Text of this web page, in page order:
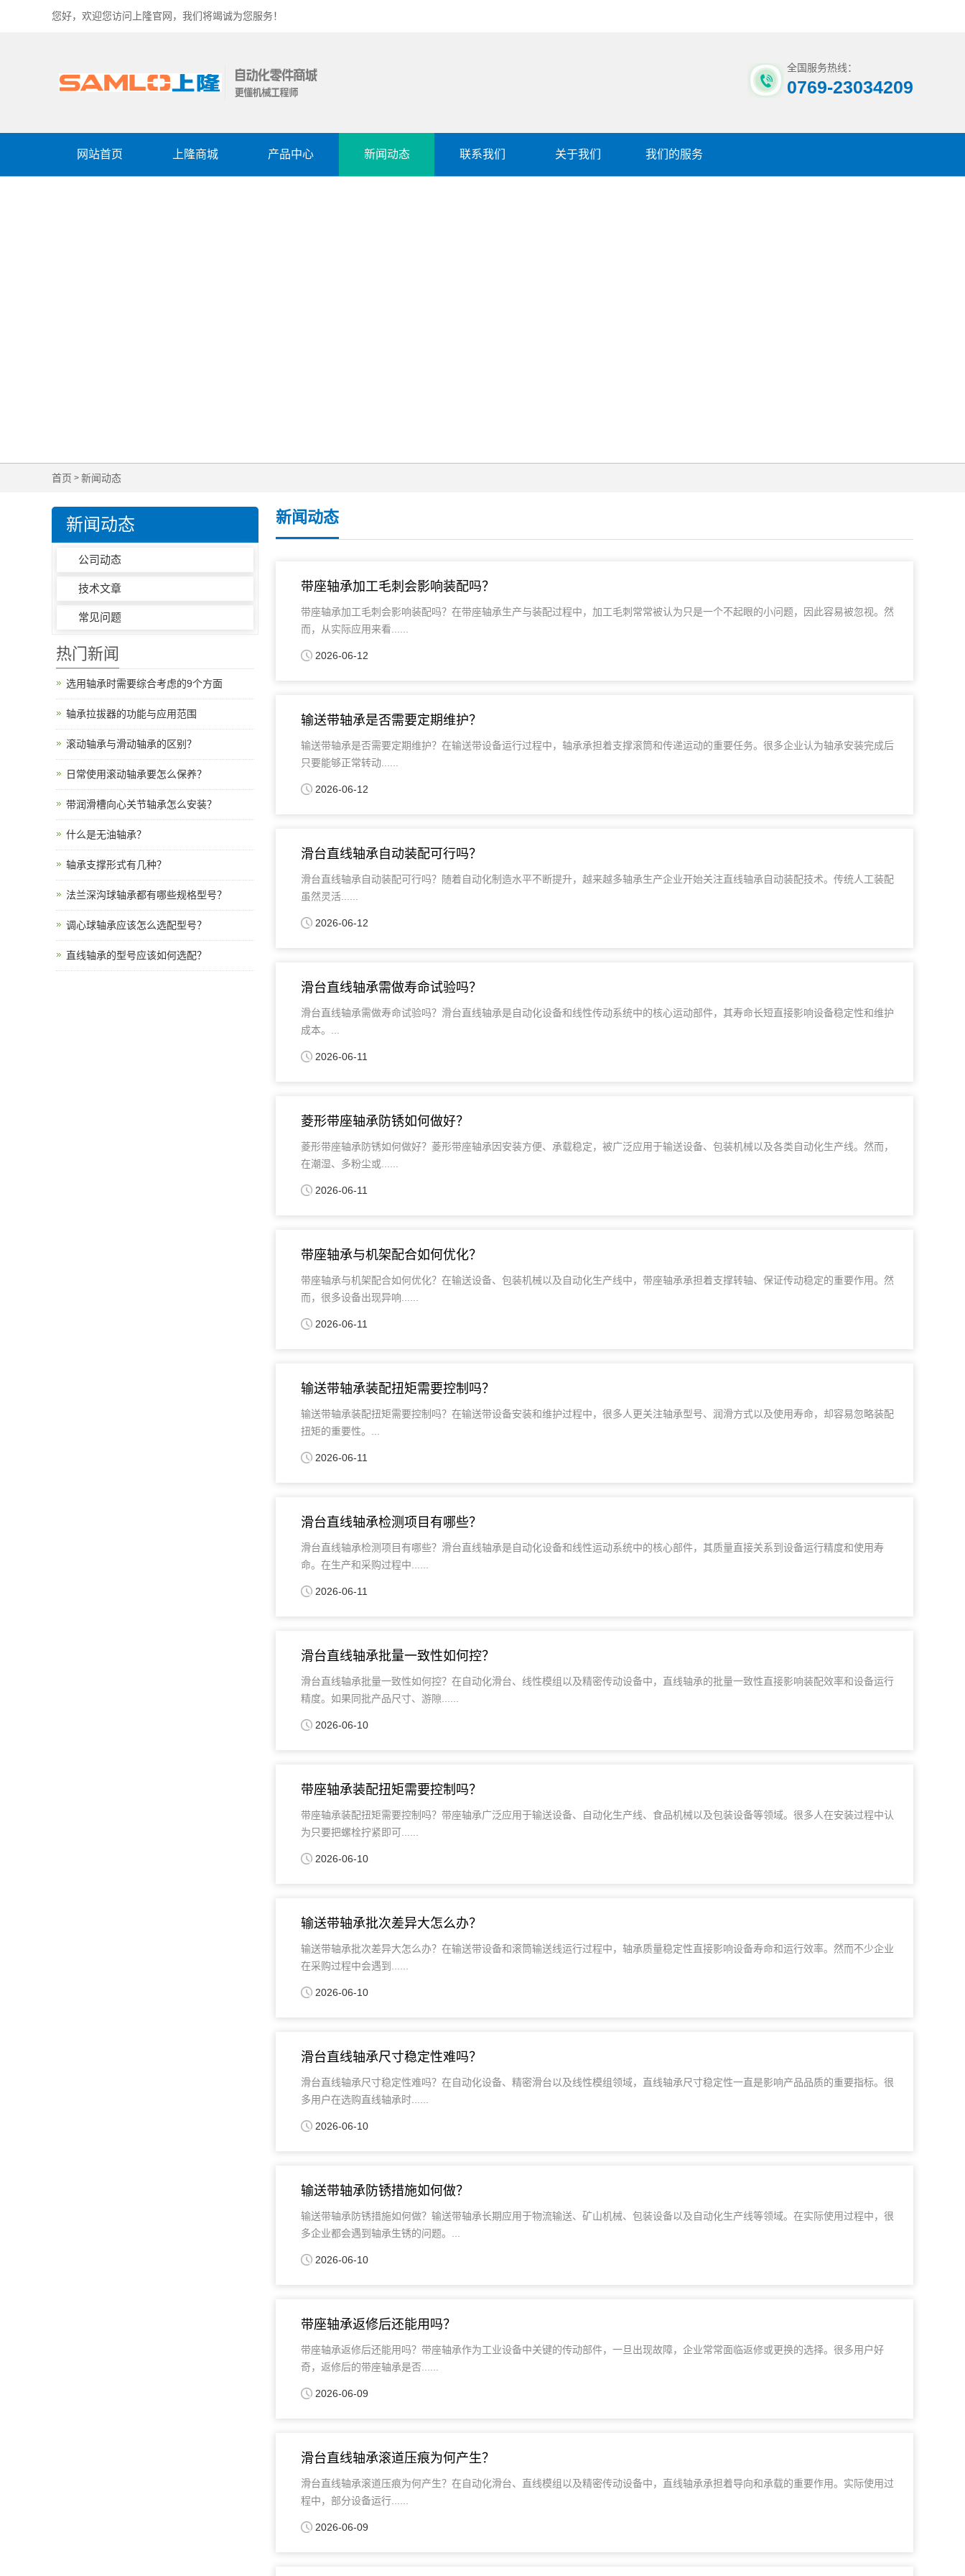
您好，欢迎您访问上隆官网，我们将竭诚为您服务！
全国服务热线：
0769-23034209
网站首页 上隆商城 产品中心 新闻动态 联系我们 关于我们 我们的服务
首页 > 新闻动态
新闻动态
公司动态
技术文章
常见问题
热门新闻
选用轴承时需要综合考虑的9个方面
轴承拉拔器的功能与应用范围
滚动轴承与滑动轴承的区别？
日常使用滚动轴承要怎么保养？
带润滑槽向心关节轴承怎么安装？
什么是无油轴承？
轴承支撑形式有几种？
法兰深沟球轴承都有哪些规格型号？
调心球轴承应该怎么选配型号？
直线轴承的型号应该如何选配？
新闻动态
带座轴承加工毛刺会影响装配吗？
带座轴承加工毛刺会影响装配吗？在带座轴承生产与装配过程中，加工毛刺常常被认为只是一个不起眼的小问题，因此容易被忽视。然
而，从实际应用来看......
2026-06-12
输送带轴承是否需要定期维护？
输送带轴承是否需要定期维护？在输送带设备运行过程中，轴承承担着支撑滚筒和传递运动的重要任务。很多企业认为轴承安装完成后
只要能够正常转动......
2026-06-12
滑台直线轴承自动装配可行吗？
滑台直线轴承自动装配可行吗？随着自动化制造水平不断提升，越来越多轴承生产企业开始关注直线轴承自动装配技术。传统人工装配
虽然灵活......
2026-06-12
滑台直线轴承需做寿命试验吗？
滑台直线轴承需做寿命试验吗？滑台直线轴承是自动化设备和线性传动系统中的核心运动部件，其寿命长短直接影响设备稳定性和维护
成本。...
2026-06-11
菱形带座轴承防锈如何做好？
菱形带座轴承防锈如何做好？菱形带座轴承因安装方便、承载稳定，被广泛应用于输送设备、包装机械以及各类自动化生产线。然而，
在潮湿、多粉尘或......
2026-06-11
带座轴承与机架配合如何优化？
带座轴承与机架配合如何优化？在输送设备、包装机械以及自动化生产线中，带座轴承承担着支撑转轴、保证传动稳定的重要作用。然
而，很多设备出现异响......
2026-06-11
输送带轴承装配扭矩需要控制吗？
输送带轴承装配扭矩需要控制吗？在输送带设备安装和维护过程中，很多人更关注轴承型号、润滑方式以及使用寿命，却容易忽略装配
扭矩的重要性。...
2026-06-11
滑台直线轴承检测项目有哪些？
滑台直线轴承检测项目有哪些？滑台直线轴承是自动化设备和线性运动系统中的核心部件，其质量直接关系到设备运行精度和使用寿
命。在生产和采购过程中......
2026-06-11
滑台直线轴承批量一致性如何控？
滑台直线轴承批量一致性如何控？在自动化滑台、线性模组以及精密传动设备中，直线轴承的批量一致性直接影响装配效率和设备运行
精度。如果同批产品尺寸、游隙......
2026-06-10
带座轴承装配扭矩需要控制吗？
带座轴承装配扭矩需要控制吗？带座轴承广泛应用于输送设备、自动化生产线、食品机械以及包装设备等领域。很多人在安装过程中认
为只要把螺栓拧紧即可......
2026-06-10
输送带轴承批次差异大怎么办？
输送带轴承批次差异大怎么办？在输送带设备和滚筒输送线运行过程中，轴承质量稳定性直接影响设备寿命和运行效率。然而不少企业
在采购过程中会遇到......
2026-06-10
滑台直线轴承尺寸稳定性难吗？
滑台直线轴承尺寸稳定性难吗？在自动化设备、精密滑台以及线性模组领域，直线轴承尺寸稳定性一直是影响产品品质的重要指标。很
多用户在选购直线轴承时......
2026-06-10
输送带轴承防锈措施如何做？
输送带轴承防锈措施如何做？输送带轴承长期应用于物流输送、矿山机械、包装设备以及自动化生产线等领域。在实际使用过程中，很
多企业都会遇到轴承生锈的问题。...
2026-06-10
带座轴承返修后还能用吗？
带座轴承返修后还能用吗？带座轴承作为工业设备中关键的传动部件，一旦出现故障，企业常常面临返修或更换的选择。很多用户好
奇，返修后的带座轴承是否......
2026-06-09
滑台直线轴承滚道压痕为何产生？
滑台直线轴承滚道压痕为何产生？在自动化滑台、直线模组以及精密传动设备中，直线轴承承担着导向和承载的重要作用。实际使用过
程中，部分设备运行......
2026-06-09